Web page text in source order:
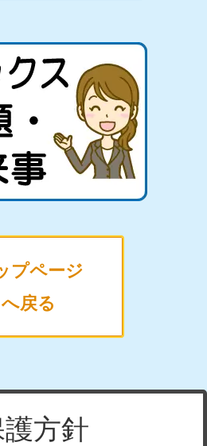
プページ
へ戻る
方針